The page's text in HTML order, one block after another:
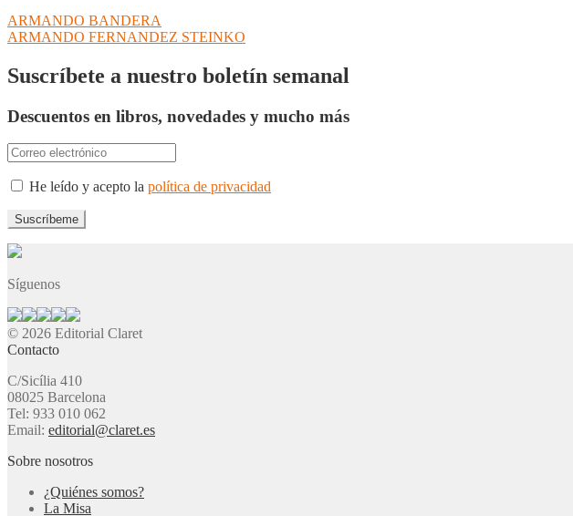
Navegación
de
entradas
Anterior:
ARMANDO BANDERA
Siguiente:
ARMANDO FERNANDEZ STEINKO
Suscríbete a nuestro boletín semanal
Descuentos en libros, novedades y mucho más
He leído y acepto la política de privacidad
Síguenos
© 2026 Editorial Claret
Contacto
C/Sicília 410
08025 Barcelona
Tel: 933 010 062
Email: editorial@claret.es
Sobre nosotros
¿Quiénes somos?
La Misa